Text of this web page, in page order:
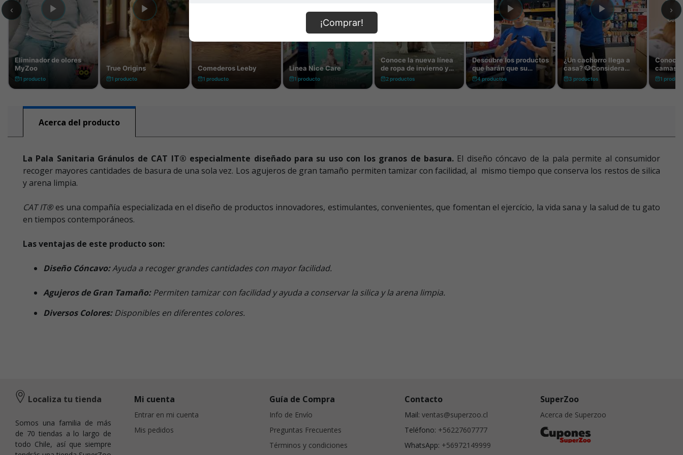
Acerca del producto
La Pala Sanitaria Gránulos de CAT IT® especialmente diseñado para su uso con los granos de basura. El diseño cóncavo de la pala permite al consumidor
recoger mayores cantidades de basura de una sola vez. Los agujeros de gran tamaño permiten tamizar con facilidad, al mismo tiempo que conserva los restos de silica
y arena limpia.
CAT IT®es una compañía especializada en el diseño de productos innovadores, estimulantes, convenientes, que fomentan el ejercício, la vida sana y la salud de tu gato
en tiempos contemporáneos.
Las ventajas de este producto son:
Diseño Cóncavo:Ayuda a recoger grandes cantidades con mayor facilidad.
Agujeros de Gran Tamaño:Permiten tamizar con facilidad y ayuda a conservar la silica y la arena limpia.
Diversos Colores:Disponibles en diferentes colores.
¡Comprar!
Localiza tu tienda
Somos una familia de más
de 70 tiendas a lo largo de
todo Chile, así que siempre
Mi cuenta
Entrar en mi cuenta
Mis pedidos
Guía de Compra
Info de Envío
Preguntas Frecuentes
Términos y condiciones
Contacto
Mail: ventas@superzoo.cl
Teléfono: +56227607777
WhatsApp: +56972149999
SuperZoo
Acerca de Superzoo